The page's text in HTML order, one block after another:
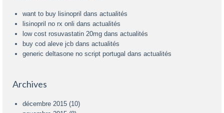
want to buy lisinopril dans actualités
lisinopril no rx onli dans actualités
low cost rosuvastatin 20mg dans actualités
buy cod aleve jcb dans actualités
generic deltasone no script portugal dans actualités
Archives
décembre 2015 (10)